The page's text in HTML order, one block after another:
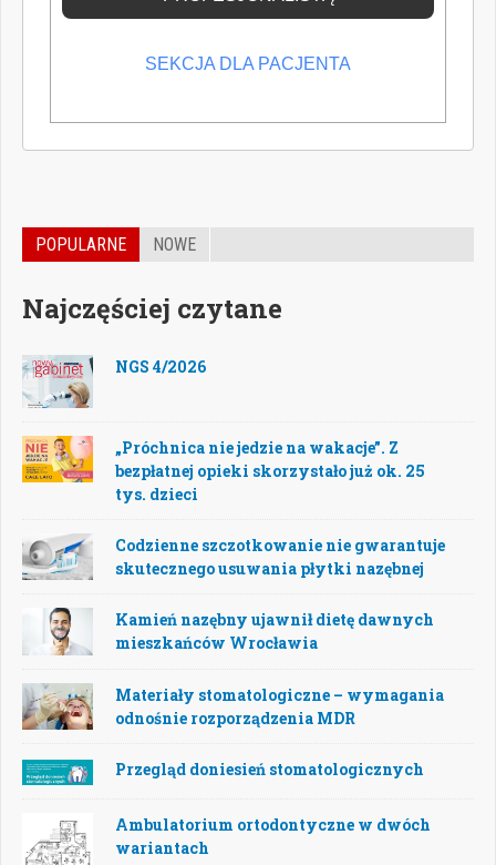
POPULARNE NOWE
Najczęściej czytane
NGS 4/2026
„Próchnica nie jedzie na wakacje”. Z
bezpłatnej opieki skorzystało już ok. 25
tys. dzieci
Codzienne szczotkowanie nie gwarantuje
skutecznego usuwania płytki nazębnej
Kamień nazębny ujawnił dietę dawnych
mieszkańców Wrocławia
Materiały stomatologiczne – wymagania
odnośnie rozporządzenia MDR
Przegląd doniesień stomatologicznych
Ambulatorium ortodontyczne w dwóch
wariantach
SEKCJA DLA PACJENTA